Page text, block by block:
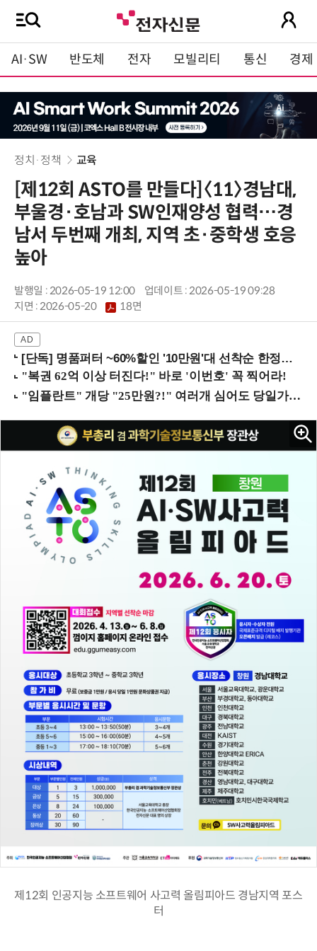
AI·SW 반도체 전자 모빌리티 통신 경제
정치·정책 교육
[제12회 ASTO를 만들다]〈11〉경남대,
부울경·호남과 SW인재양성 협력…경
남서 두번째 개최, 지역 초·중학생 호응
높아
발행일 : 2026-05-19 12:00
업데이트 : 2026-05-19 09:28
지면 :2026-05-20 18면
[단독] 명품퍼터 ~60%할인 '10만원'대 선착순 한정판매!
제12회 인공지능 소프트웨어 사고력 올림피아드 경남지역 포스
터